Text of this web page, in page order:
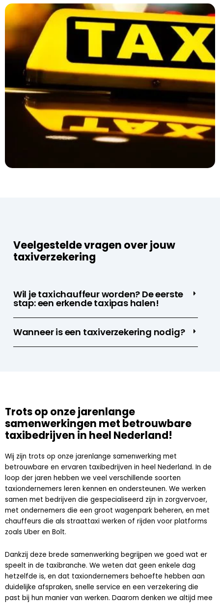
Veelgestelde vragen over jouw
taxiverzekering​
Wil je taxichauffeur worden? De eerste
stap: een erkende taxipas halen!
Wanneer is een taxiverzekering nodig?
Trots op onze jarenlange
samenwerkingen met betrouwbare
taxibedrijven in heel Nederland!
Wij zijn trots op onze jarenlange samenwerking met
betrouwbare en ervaren taxibedrijven in heel Nederland. In de
loop der jaren hebben we veel verschillende soorten
taxiondernemers leren kennen en ondersteunen. We werken
samen met bedrijven die gespecialiseerd zijn in zorgvervoer,
met ondernemers die een groot wagenpark beheren, en met
chauffeurs die als straattaxi werken of rijden voor platforms
zoals Uber en Bolt.
Dankzij deze brede samenwerking begrijpen we goed wat er
speelt in de taxibranche. We weten dat geen enkele dag
hetzelfde is, en dat taxiondernemers behoefte hebben aan
duidelijke afspraken, snelle service en een verzekering die
past bij hun manier van werken. Daarom denken we altijd mee